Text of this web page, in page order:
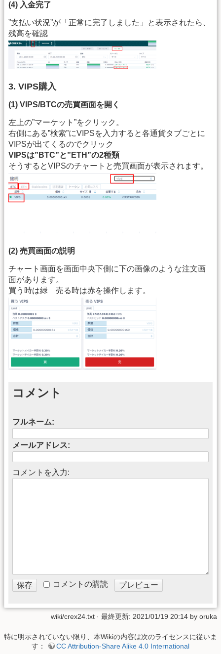
(4) 入金完了
”支払い状況”が「正常に完了しました」と表示されたら、
残高を確認
3. VIPS購入
(1) VIPS/BTCの売買画面を開く
左上の”マーケット”をクリック。
右側にある”検索”にVIPSを入力すると各通貨タブごとに
VIPSが出てくるのでクリック
VIPSは”BTC”と”ETH”の2種類
そうするとVIPSのチャートと売買画面が表示されます。
(2) 売買画面の説明
チャート画面を画面中央下側に下の画像のような注文画
面があります。
買う時は緑 売る時は赤を操作します。
コメント
フルネーム:
メールアドレス:
コメントを入力:
コメントの購読
wiki/crex24.txt · 最終更新: 2021/01/19 20:14 by oruka
特に明示されていない限り、本Wikiの内容は次のライセンスに従いま
す：
CC Attribution-Share Alike 4.0 International